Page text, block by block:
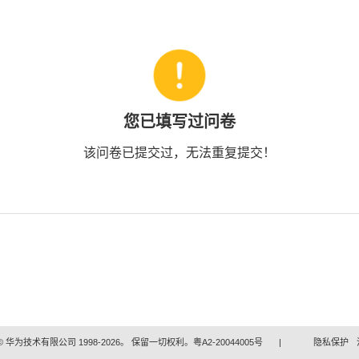
您已填写过问卷
该问卷已提交过，无法重复提交！
华为技术有限公司 1998-2026。 保留一切权利。粤A2-20044005号 | 隐私保护